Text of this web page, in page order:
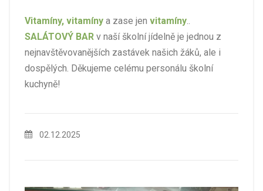
Vitamíny, vitamíny a zase jen vitamíny
SALÁTOVÝ BAR v naší školní jídelně je jednou z
nejnavštěvovanějších zastávek našich žáků, ale i
dospělých. Děkujeme celému personálu školní
kuchyně!
02.12.2025